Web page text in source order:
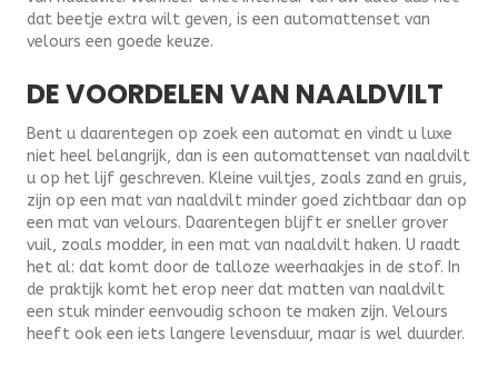
dat beetje extra wilt geven, is een automattenset van
velours een goede keuze.
DE VOORDELEN VAN NAALDVILT
Bent u daarentegen op zoek een automat en vindt u luxe
niet heel belangrijk, dan is een automattenset van naaldvilt
u op het lijf geschreven. Kleine vuiltjes, zoals zand en gruis,
zijn op een mat van naaldvilt minder goed zichtbaar dan op
een mat van velours. Daarentegen blijft er sneller grover
vuil, zoals modder, in een mat van naaldvilt haken. U raadt
het al: dat komt door de talloze weerhaakjes in de stof. In
de praktijk komt het erop neer dat matten van naaldvilt
een stuk minder eenvoudig schoon te maken zijn. Velours
heeft ook een iets langere levensduur, maar is wel duurder.